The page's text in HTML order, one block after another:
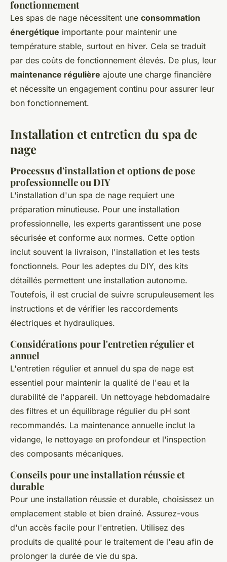
fonctionnement
Les spas de nage nécessitent une consommation
énergétique importante pour maintenir une
température stable, surtout en hiver. Cela se traduit
par des coûts de fonctionnement élevés. De plus, leur
maintenance régulière ajoute une charge financière
et nécessite un engagement continu pour assurer leur
bon fonctionnement.
Installation et entretien du spa de
nage
Processus d'installation et options de pose
professionnelle ou DIY
L'installation d'un spa de nage requiert une
préparation minutieuse. Pour une installation
professionnelle, les experts garantissent une pose
sécurisée et conforme aux normes. Cette option
inclut souvent la livraison, l'installation et les tests
fonctionnels. Pour les adeptes du DIY, des kits
détaillés permettent une installation autonome.
Toutefois, il est crucial de suivre scrupuleusement les
instructions et de vérifier les raccordements
électriques et hydrauliques.
Considérations pour l'entretien régulier et
annuel
L'entretien régulier et annuel du spa de nage est
essentiel pour maintenir la qualité de l'eau et la
durabilité de l'appareil. Un nettoyage hebdomadaire
des filtres et un équilibrage régulier du pH sont
recommandés. La maintenance annuelle inclut la
vidange, le nettoyage en profondeur et l'inspection
des composants mécaniques.
Conseils pour une installation réussie et
durable
Pour une installation réussie et durable, choisissez un
emplacement stable et bien drainé. Assurez-vous
d'un accès facile pour l'entretien. Utilisez des
produits de qualité pour le traitement de l'eau afin de
prolonger la durée de vie du spa.